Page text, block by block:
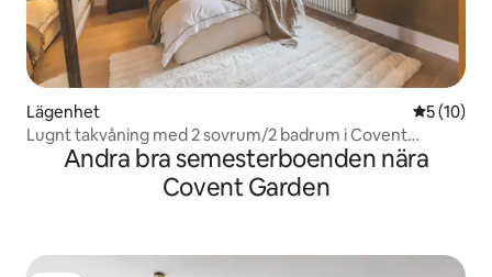
Lägenhet 5 av 5 i
5 (10)
Lugnt takvåning med 2 sovrum/2 badrum i Covent
GardenAndra bra semesterboenden nära
Covent Garden